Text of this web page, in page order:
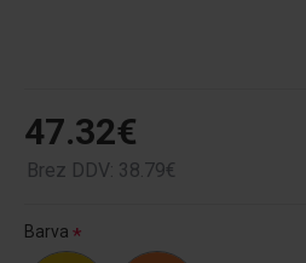
47.32€
Brez DDV: 38.79€
Barva